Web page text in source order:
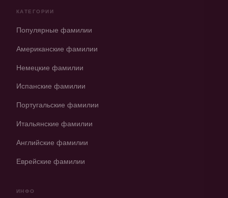
КАТЕГОРИИ
Популярные фамилии
Американские фамилии
Немецкие фамилии
Испанские фамилии
Португальские фамилии
Итальянские фамилии
Английские фамилии
Еврейские фамилии
ИНФО